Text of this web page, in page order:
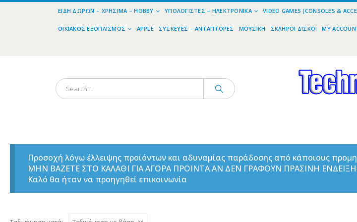
ΕΊΔΗ ΔΏΡΩΝ – ΧΡΉΣΙΜΑ – HOBBY ΥΠΟΛΟΓΙΣΤΈΣ – ΗΛΕΚΤΡΟΝΙΚΆ VIDEO GAMES (CONSOLES &
ΟΙΚΙΑΚΌΣ ΕΞΟΠΛΙΣΜΌΣ APPLE ΣΥΣΚΕΥΈΣ – ΑΝΤΆΠΤΟΡΕΣ ΜΟΥΣΙΚΉ ΣΚΛΗΡΟΊ ΔΊΣΚΟΙ MY
Προσοχή λόγω έλλειψης προϊόντων και αδυναμίας παράδοσης από κάποιους
ΜΗΝ ΒΑΖΕΤΕ ΣΤΟ ΚΑΛΑΘΙ ΓΙΑ ΑΓΟΡΑ ΠΡΟΙΝΤΑ ΑΝ ΔΕΝ ΓΡΑΦΟΥΝ ΠΡΑΣΙΝΗ
Καλό θα ήταν να προηγηθεί επικοινωνία